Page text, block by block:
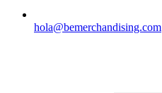
hola@bemerchandising.com